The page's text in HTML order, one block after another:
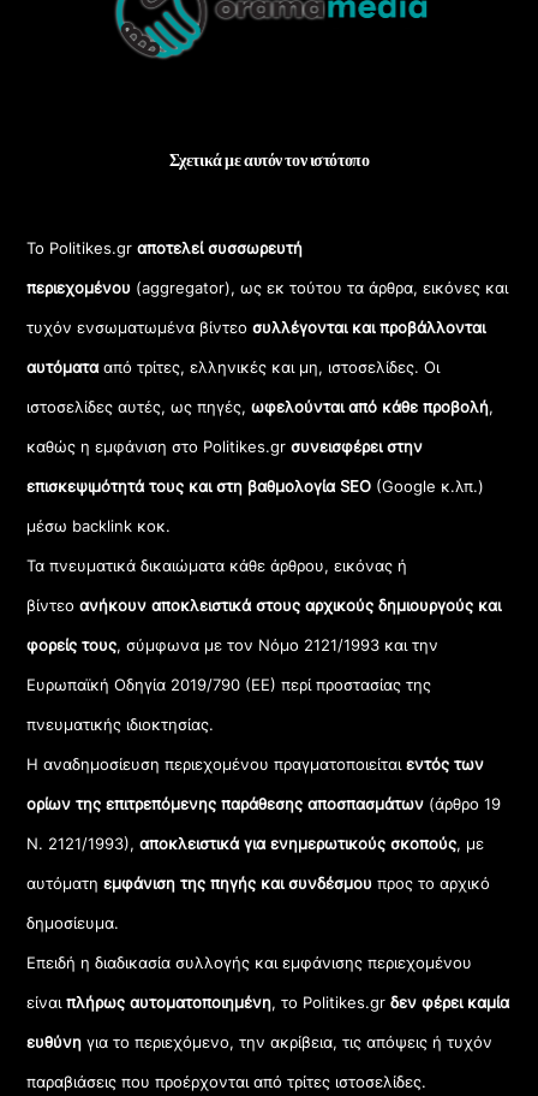
Top
Σχετικά με αυτόν τον ιστότοπο
Το Politikes.grαποτελεί συσσωρευτή
περιεχομένου (aggregator), ως εκ τούτου τα άρθρα, εικόνες και
τυχόν ενσωματωμένα βίντεοσυλλέγονται και προβάλλονται
αυτόματααπό τρίτες, ελληνικές και μη, ιστοσελίδες. Οι
ιστοσελίδες αυτές, ως πηγές,ωφελούνται από κάθε προβολή,
καθώς η εμφάνιση στο Politikes.gr συνεισφέρει στην
επισκεψιμότητά τους και στη βαθμολογία SEO (Google κ.λπ.)
μέσω backlink κοκ.
Τα πνευματικά δικαιώματα κάθε άρθρου, εικόνας ή
βίντεοανήκουν αποκλειστικά στους αρχικούς δημιουργούς και
φορείς τους, σύμφωνα με τον Νόμο 2121/1993 και την
Ευρωπαϊκή Οδηγία 2019/790 (ΕΕ) περί προστασίας της
πνευματικής ιδιοκτησίας.
Η αναδημοσίευση περιεχομένου πραγματοποιείταιεντός των
ορίων της επιτρεπόμενης παράθεσης αποσπασμάτων (άρθρο 19
Ν. 2121/1993), αποκλειστικά για ενημερωτικούς σκοπούς, με
αυτόματηεμφάνιση της πηγής και συνδέσμου προς το αρχικό
δημοσίευμα.
Επειδή η διαδικασία συλλογής και εμφάνισης περιεχομένου
είναιπλήρως αυτοματοποιημένη, το Politikes.grδεν φέρει καμία
ευθύνη για το περιεχόμενο, την ακρίβεια, τις απόψεις ή τυχόν
παραβιάσεις που προέρχονται από τρίτες ιστοσελίδες.